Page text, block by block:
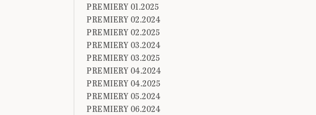
PREMIERY 01.2025
PREMIERY 02.2024
PREMIERY 02.2025
PREMIERY 03.2024
PREMIERY 03.2025
PREMIERY 04.2024
PREMIERY 04.2025
PREMIERY 05.2024
PREMIERY 06.2024